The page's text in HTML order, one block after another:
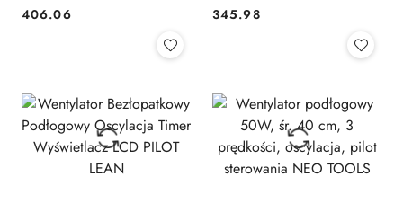
oscylacja NEO TOOLS
Cena:
406.06 Cena:
345.98